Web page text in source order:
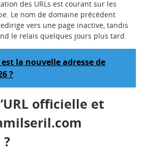
des URLs est courant sur les
Le nom de domaine précédent
vers une page inactive, tandis
le relais quelques jours plus tard.
la nouvelle adresse de
?
officielle et